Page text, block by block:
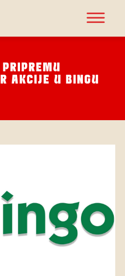
AKCIJE U BINGU